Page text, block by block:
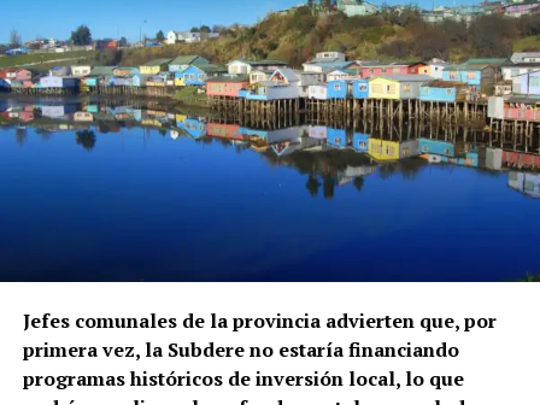
Jefes comunales de la provincia advierten que, por
primera vez, la Subdere no estaría financiando
programas históricos de inversión local, lo que